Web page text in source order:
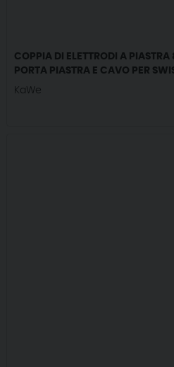
COPPIA DI ELETTRODI A
PORTA PIASTRA E CAVO PER
KaWe